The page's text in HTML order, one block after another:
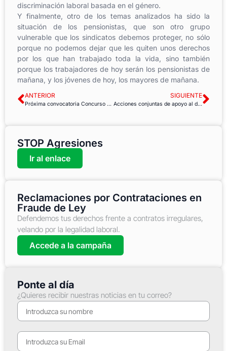
discriminación laboral basada en el género.
Y finalmente, otro de los temas analizados ha sido la
situación de los pensionistas, que son otro grupo
vulnerable que los sindicatos debemos proteger, no sólo
porque no podemos dejar que les quiten unos derechos
por los que han trabajado toda la vida, sino también
porque los trabajadores de hoy serán los pensionistas de
mañana, y los jóvenes de hoy, los mayores de mañana.
ANTERIOR
Próxima convocatoria Concurso Traslados Personal Laboral AGE
SIGUIENTE
Acciones conjuntas de apoyo al denunciante del LuxLeaks
STOP Agresiones
Ir al enlace
Reclamaciones por Contrataciones en
Fraude de Ley
Defendemos tus derechos frente a contratos irregulares,
velando por la legalidad laboral.
Accede a la campaña
Ponte al día
¿Quieres recibir nuestras noticias en tu correo?